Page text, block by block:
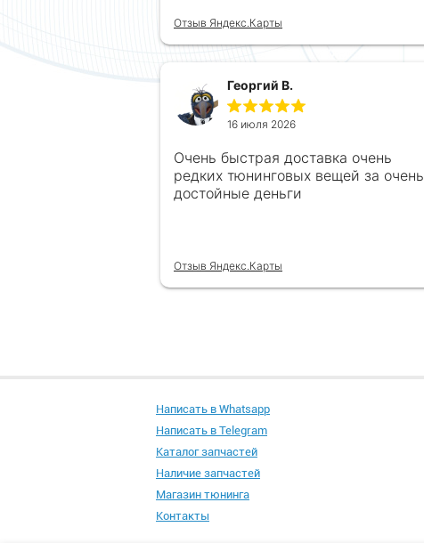
Отзыв Яндекс.Карты
Георгий В.
16 июля 2026
Очень быстрая доставка очень
редких тюнинговых вещей за очень
достойные деньги
Отзыв Яндекс.Карты
Написать в Whatsapp
Написать в Telegram
Каталог запчастей
Наличие запчастей
Магазин тюнинга
Контакты